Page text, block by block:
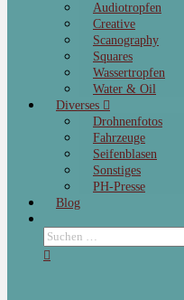
Audiotropfen
Creative
Scanography
Squares
Wassertropfen
Water & Oil
Diverses
Drohnenfotos
Fahrzeuge
Seifenblasen
Sonstiges
PH-Presse
Blog